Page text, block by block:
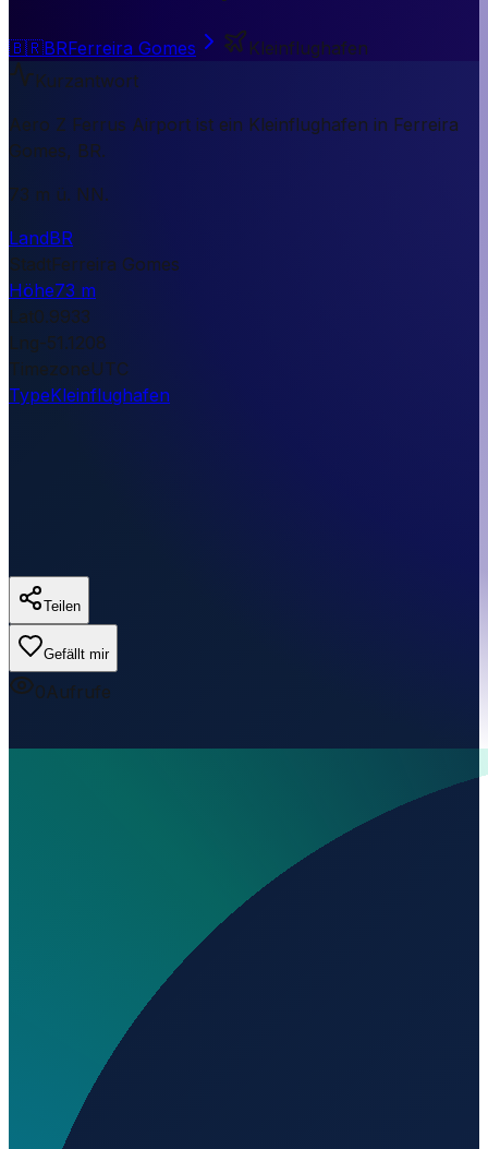
🇧🇷BRFerreira Gomes
Kleinflughafen
Kurzantwort
Aero Z Ferrus Airport ist ein Kleinflughafen in Ferreira
Gomes, BR.
73 m ü. NN.
LandBR
StadtFerreira Gomes
Höhe73 m
Lat0.9933
Lng-51.1208
TimezoneUTC
TypeKleinflughafen
Teilen
Gefällt mir
0Aufrufe
Wo liegt Aero Z Ferrus Airport?
Auf welcher Höhe liegt Aero Z Ferrus Airport?